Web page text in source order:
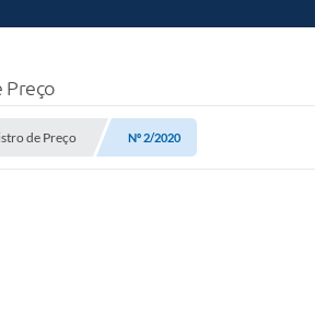
Preço
de Preço Nº 2/2020